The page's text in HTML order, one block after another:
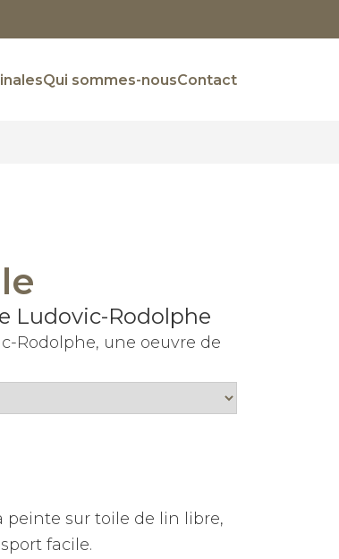
Qui sommes-nousContact
Ludovic-Rodolphe
Rodolphe, une oeuvre de
peinte sur toile de lin libre,
facile.